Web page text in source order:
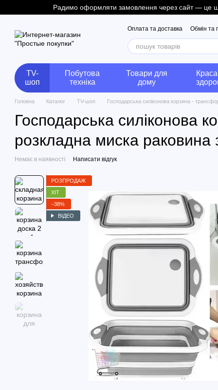
Перейти до основного контенту
Радимо оформляти замовлення через сайт — це
Оплата та доставка Обмін та
TV-
шоп
Побутова
техніка
Товари для
дому
Головна Каталог TV-шоп Господарська силіконова корзина -
Господарська силіконова
розкладна миска раковина
Немає в наявності Написати відгук
РОЗПРОДАЖ
ХІТ
−38%
ВІДЕО